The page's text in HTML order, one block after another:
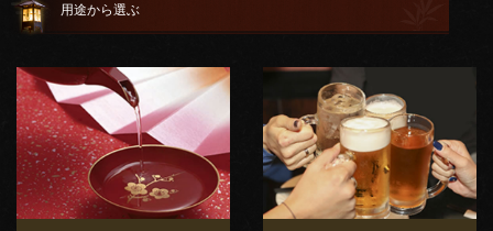
用途から選ぶ